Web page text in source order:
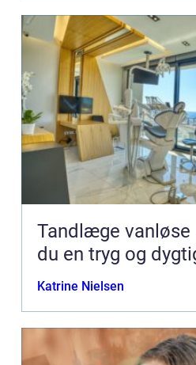
Tandlæge vanløse sådan vælger
du en tryg og
Katrine Nielsen